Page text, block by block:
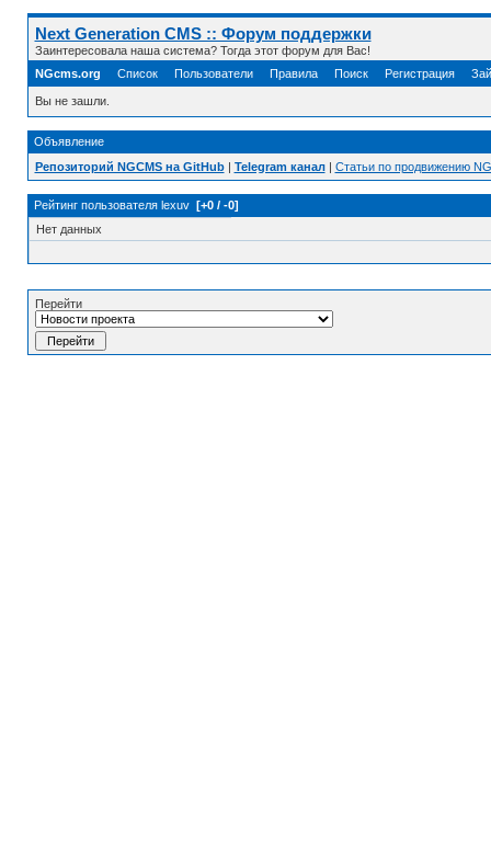
Next Generation CMS :: Форум поддержки
Заинтересовала наша система? Тогда этот форум для Вас!
NGcms.org
Список Пользователи Правила Поиск Регистрация
Вы не зашли.
Объявление
Репозиторий NGCMS на GitHub| Telegram канал| Статьи по продвижению
Рейтинг пользователя lexuv [+0 / -0]
Нет данных
Перейти